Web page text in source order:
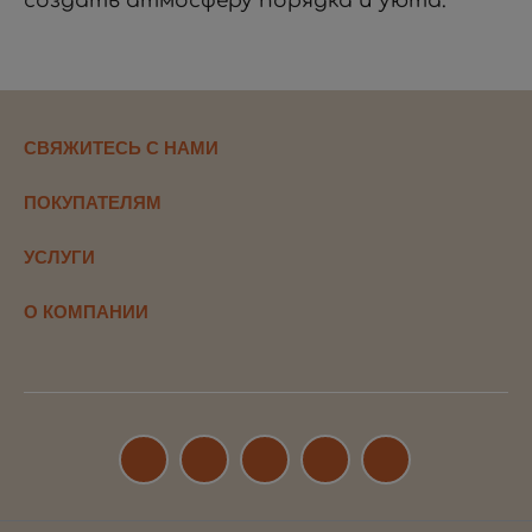
СВЯЖИТЕСЬ С НАМИ
ПОКУПАТЕЛЯМ
УСЛУГИ
О КОМПАНИИ